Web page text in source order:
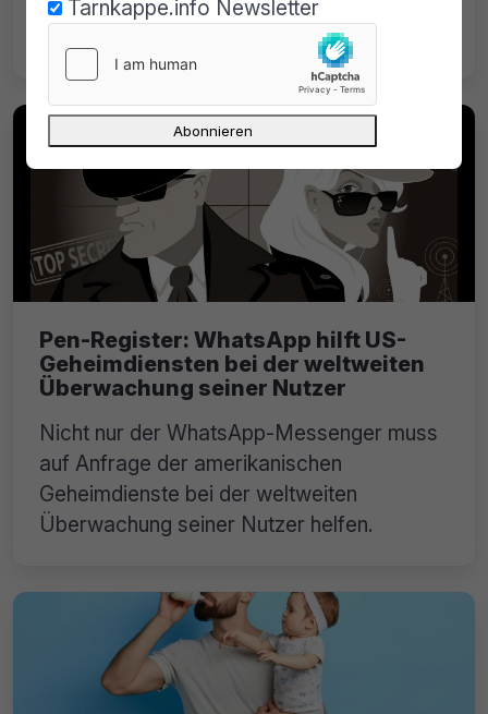
ihre Hintergründe, Leistungen und
Auswirkungen auf das Internet.
Pen-Register: WhatsApp hilft US-
Geheimdiensten bei der weltweiten
Überwachung seiner Nutzer
Nicht nur der WhatsApp-Messenger muss
auf Anfrage der amerikanischen
Geheimdienste bei der weltweiten
Überwachung seiner Nutzer helfen.
Tarnkappe.info Newsletter